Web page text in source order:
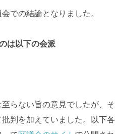
での結論となりました。
は以下の会派
らない旨の意見でしたが、そ
判を加えていました。以下各